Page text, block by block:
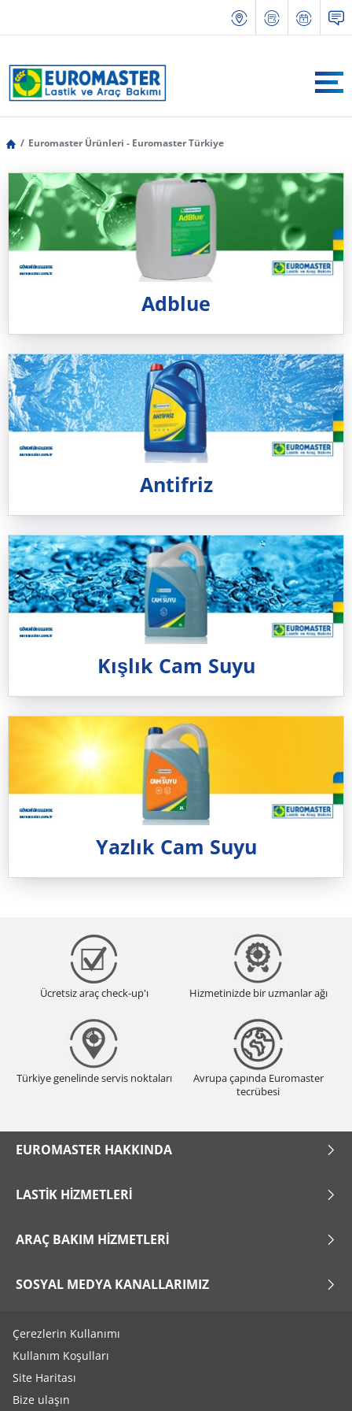
Euromaster Ürünleri - Euromaster Türkiye
Adblue
Antifriz
Kışlık Cam Suyu
Yazlık Cam Suyu
Ücretsiz araç check-up'ı Hizmetinizde bir uzmanlar ağı
Türkiye genelinde servis noktaları
Avrupa çapında Euromaster
tecrübesi
EUROMASTER HAKKINDA
LASTIK HIZMETLERI
ARAÇ BAKIM HIZMETLERI
SOSYAL MEDYA KANALLARIMIZ
Çerezlerin Kullanımı
Kullanım Koşulları
Site Haritası
Bize ulaşın